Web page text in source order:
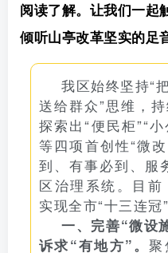
阅读了解。让我们一起
倾听山亭改革坚实的足
我区始终坚持“
送给群众”思维，
探索出“便民柜”“
等四项首创性“微
到、有事必到、服
区治理系统。目
实现全市“十三连冠”
一、完善“微设
诉求“有地方”。聚
QQ登录
使用社交账号